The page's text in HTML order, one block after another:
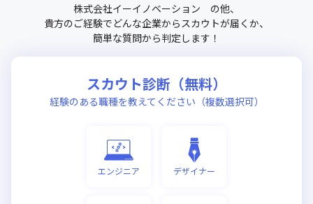
株式会社イーイノベーション の他、
貴方のご経験でどんな企業からスカウトが届くか、
簡単な質問から判定します！
スカウト診断（無料）
経験のある職種を教えてください（複数選択可）
エンジニア デザイナー